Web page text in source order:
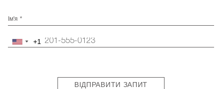
Ім'я *
United+1
ВІДПРАВИТИ ЗАПИТ